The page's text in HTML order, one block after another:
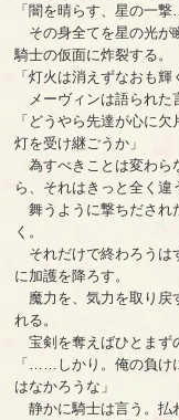
「闇を晴らす、星の一
その身全てを星の光が
騎士の仮面に炸裂する。
「灯火は消えずなおも輝
メーヴィンは語られた
「どうやら先達が心に
灯を受け継ごうか」
為すべきことは変わら
ら、それはきっと全く違
舞うように撃ちだされ
く。
それだけで終わろうは
に加護を降ろす。
魔力を、気力を取り戻
れる。
宝剣を奪えばひとまず
「……しかり。俺の負
はなかろうな」
静かに騎士は言う。払